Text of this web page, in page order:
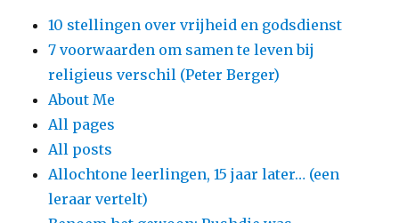
10 stellingen over vrijheid en godsdienst
7 voorwaarden om samen te leven bij
religieus verschil (Peter Berger)
About Me
All pages
All posts
Allochtone leerlingen, 15 jaar later… (een
leraar vertelt)